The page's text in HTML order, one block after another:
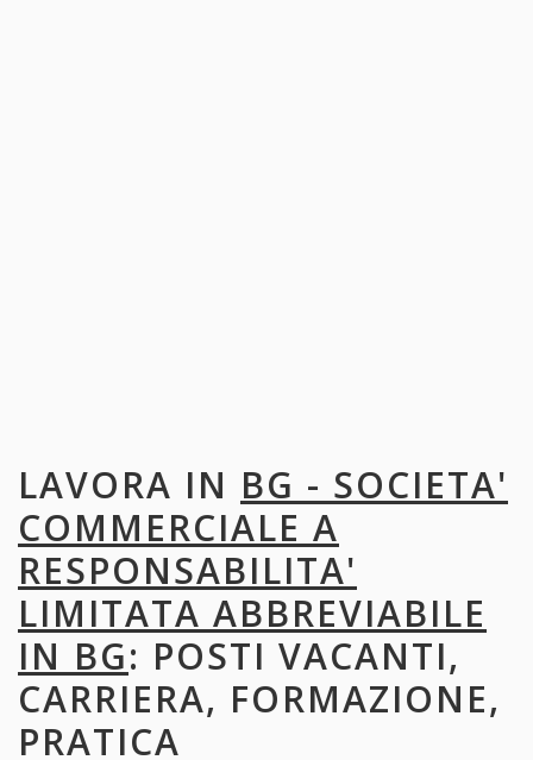
LAVORA IN BG - SOCIETA'
COMMERCIALE A
RESPONSABILITA'
LIMITATA ABBREVIABILE
IN BG: POSTI VACANTI,
CARRIERA, FORMAZIONE,
PRATICA